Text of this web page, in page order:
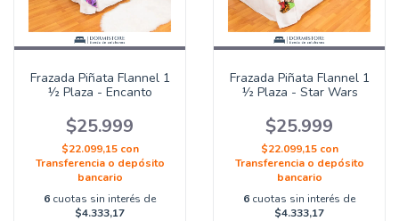
Frazada Piñata Flannel 1
½ Plaza - Encanto
$25.999
$22.099,15 con
Transferencia o depósito
bancario
6 cuotas sin interés de
$4.333,17
Frazada Piñata Flannel 1
½ Plaza - Star Wars
$25.999
$22.099,15 con
Transferencia o depósito
bancario
6 cuotas sin interés de
$4.333,17